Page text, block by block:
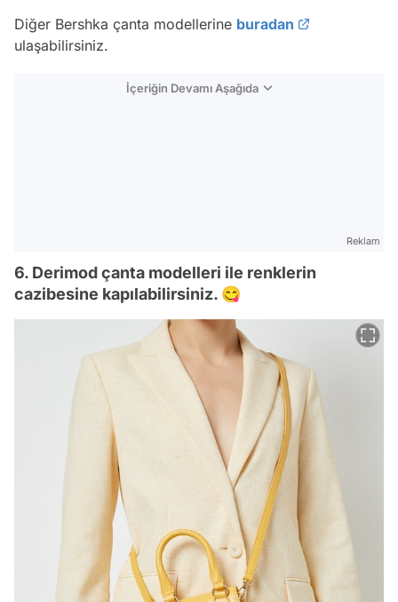
Diğer Bershka çanta modellerine buradan
ulaşabilirsiniz.
İçeriğin Devamı Aşağıda
Reklam
6. Derimod çanta modelleri ile renklerin
cazibesine kapılabilirsiniz. 😋